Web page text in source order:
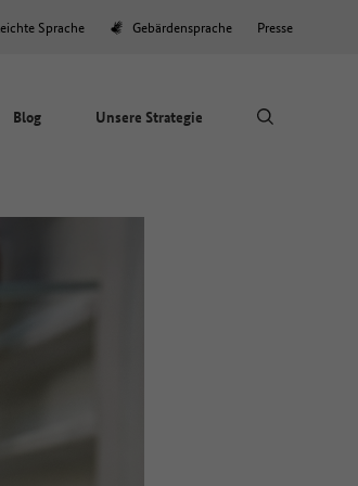
Sprache Gebärdensprache Presse
Blog Unsere Strategie